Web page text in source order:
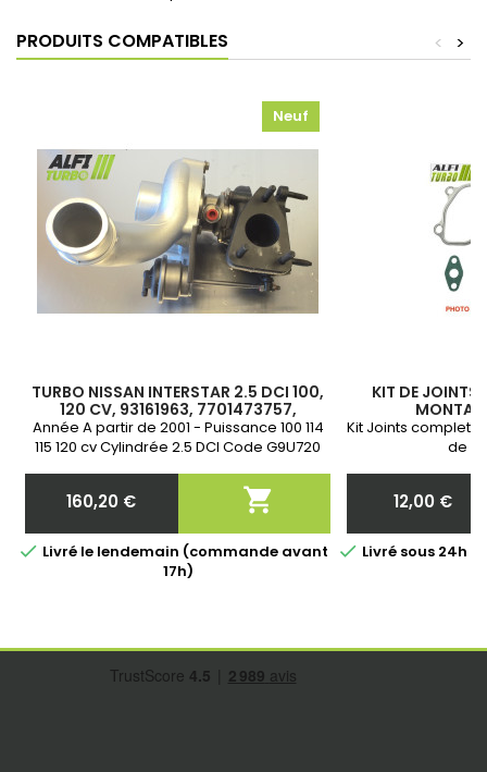
PRODUITS COMPATIBLES >
<
Neuf
TURBO NISSAN INTERSTAR 2.5 DCI 100,
120 CV, 93161963, 7701473757,
8200715889, 1441100QAD,
53039700055, 53039880055
Année A partir de 2001 - Puissance 100 114
115 120 cv Cylindrée 2.5 DCI Code G9U720
Prix
160,20 € 
 Livré le lendemain (commande avant
17h)
KIT DE JOINTS
Kit Joints complet
de
Prix
12,00 €
 Livré sous 24h